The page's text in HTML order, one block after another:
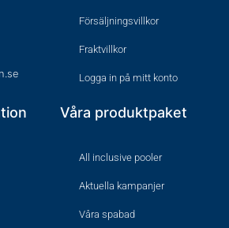
Försäljningsvillkor
Fraktvillkor
Logga in på mitt konto
Våra produktpaket
All inclusive pooler
Aktuella kampanjer
Våra spabad